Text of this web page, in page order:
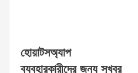
হোয়াটসঅ্যাপ
ব্যবহারকারীদের জন্য সুখবর